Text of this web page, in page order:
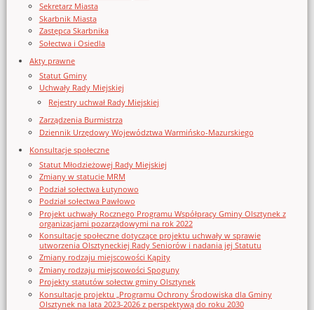
Sekretarz Miasta
Skarbnik Miasta
Zastępca Skarbnika
Sołectwa i Osiedla
Akty prawne
Statut Gminy
Uchwały Rady Miejskiej
Rejestry uchwał Rady Miejskiej
Zarządzenia Burmistrza
Dziennik Urzędowy Województwa Warmińsko-Mazurskiego
Konsultacje społeczne
Statut Młodzieżowej Rady Miejskiej
Zmiany w statucie MRM
Podział sołectwa Łutynowo
Podział sołectwa Pawłowo
Projekt uchwały Rocznego Programu Współpracy Gminy Olsztynek z
organizacjami pozarządowymi na rok 2022
Konsultacje społeczne dotyczące projektu uchwały w sprawie
utworzenia Olsztyneckiej Rady Seniorów i nadania jej Statutu
Zmiany rodzaju miejscowości Kąpity
Zmiany rodzaju miejscowości Spoguny
Projekty statutów sołectw gminy Olsztynek
Konsultacje projektu „Programu Ochrony Środowiska dla Gminy
Olsztynek na lata 2023-2026 z perspektywą do roku 2030